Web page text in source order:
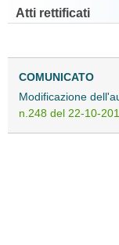
Atti rettificati
COMUNICATO
Modificazione
n.248 del 22-10-